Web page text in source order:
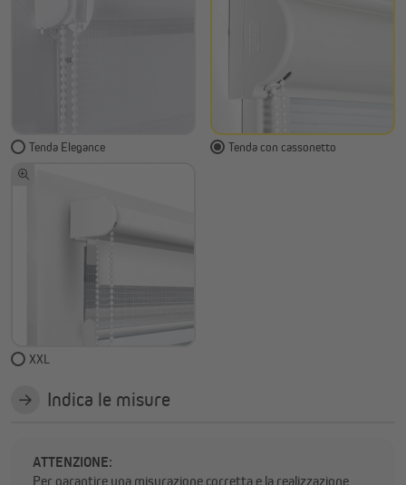
Tenda Elegance Tenda con cassonetto
XXL
Indica le misure
ATTENZIONE:
Per garantire una misurazione corretta e la realizzazione